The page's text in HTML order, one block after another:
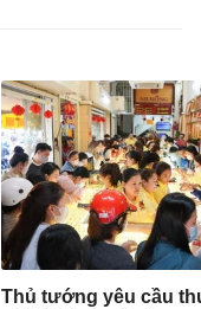
Thủ tướng yêu cầu